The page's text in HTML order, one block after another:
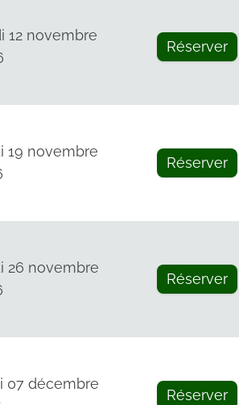
12 novembre
Réserver
19 novembre
Réserver
26 novembre
Réserver
07 décembre
Réserver